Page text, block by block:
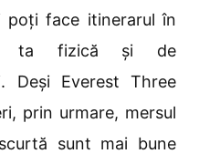
poți face itinerarul în
ta fizică și de
Deși Everest Three
prin urmare, mersul
sunt mai bune